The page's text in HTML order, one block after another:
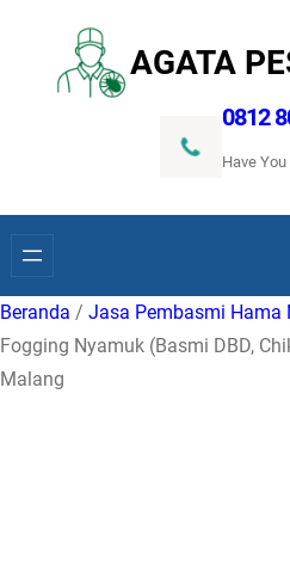
konten
AGATA
0812
Have
Beranda / Jasa Pembasmi Hama
Fogging Nyamuk (Basmi DBD,
Malang